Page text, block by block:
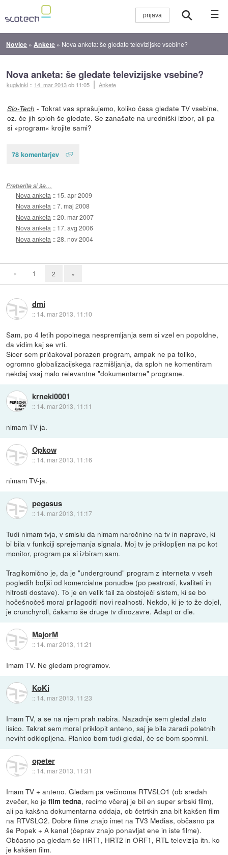
☰
Novice » Ankete » Nova anketa: še gledate televizijske vsebine?
Nova anketa: še gledate televizijske vsebine?
kuglvinkl :: 14. mar 2013ob 11:05 Ankete
Slo-Tech - Tokrat vas sprašujemo, koliko časa gledate TV vsebine,
oz. če jih sploh še gledate. Se zanašate na uredniški izbor, ali pa
si »program« krojite sami?
78 komentarjev
Preberite si še…
Nova anketa :: 15. apr 2009
Nova anketa ::7. maj 2008
Nova anketa ::20. mar 2007
Nova anketa :: 17. avg 2006
Nova anketa ::28. nov 2004
« 1 2 »
dmi
:: 14. mar 2013, 11:10
Sam, po 4 letih popolnega nespremljanja sem si vzel en popoldne,
da vidim kaj se vrti.
Sicer sem pričakoval porazen program, ampak ne pa toliko,
ogromno globalizacijskega razmišljanja, da sploh ne komentiram
nekdaj vsaj malo relevantne "dokumentarne" programe.
krneki0001
:: 14. mar 2013, 11:11
nimam TV-ja.
Opkow
:: 14. mar 2013, 11:16
nimam TV-ja.
pegasus
:: 14. mar 2013, 11:17
Tudi nimam tvja, v smislu da nimam naročnine na tv in naprave, ki
bi bila v funkciji sprejemanja signala. Moj tv je priklopljen na pc kot
monitor, program pa si izbiram sam.
Tragikomično je, da je "underground" program z interneta v vseh
pogledih boljši od komercialne ponudbe (po pestrosti, kvaliteti in
hitrosti dostave). To je en velik fail za obstoječi sistem, ki se bo
hočešnočeš moral prilagoditi novi realnosti. Nekdo, ki je to že dojel,
je crunchyroll, čakamo še druge tv dinozavre. Adapt or die.
MajorM
:: 14. mar 2013, 11:21
Imam TV. Ne gledam programov.
KoKi
:: 14. mar 2013, 11:23
Imam TV, a se na njem prah nabira. Nazadnje sem gledal zlato
lisico. Takrat sem moral priklopit anteno, saj je bila zaradi poletnih
neviht odklopljena. Planico bom tudi gledal, če se bom spomnil.
opeter
:: 14. mar 2013, 11:31
Imam TV + anteno. Gledam pa večinoma RTVSLO1 (ob sredah
zvečer, ko jefilm tedna, recimo včeraj je bil en super srbski film),
ali pa kakšna dokumentarna oddaja, ob četrtkih zna bit kakšen film
na RTVSLO2. Dobre filme znajo imet na TV3 Medias, občasno pa
še Popek + A kanal (čeprav znajo ponavljat ene in iste filme).
Občasno pa gledam še HRT1, HRT2 in ORF1, RTL televizija itn. ko
je kakšen film.